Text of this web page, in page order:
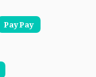
PayPay